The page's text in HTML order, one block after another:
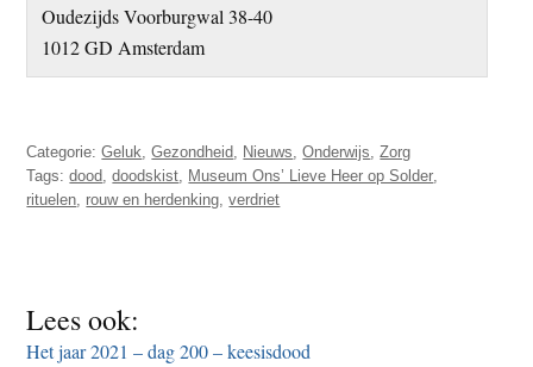
Oudezijds Voorburgwal 38-40
1012 GD Amsterdam
Categorie:Geluk ,Gezondheid Nieuws ,Onderwijs ,Zorg
Tags:dood ,doodskist Museum Ons’ Lieve Heer op Solder
rituelen rouw en herdenking ,verdriet
Lees ook:
Het jaar 2021 – dag 200 – keesisdood